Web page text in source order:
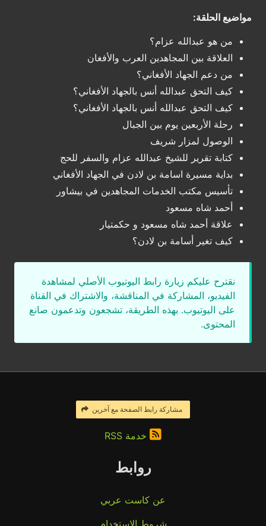
مواضيع الحلقة:
من هو عبدالله عزام؟
العلاقة بين المجاهدين العرب والأفغان
من دعم الجهاد الأفغاني؟
كيف التحق عبدالله أنس بالجهاد الأفغاني؟
كيف التحق عبدالله أنس بالجهاد الأفغاني؟
رحلة الأربعين يوم بين الجبال
الوصول لمزار شريف
كتابة تقرير للشيخ عبدالله عزام والسفر للحج
بداية مسيرة اسامة بن لادن في الجهاد الأفغاني
تأسيس مكتب الخدمات المجاهدين في بيشاور
أحمد شاه مسعود
علاقة أحمد شاه مسعود و حكمتيار
كيف تغير أسامة بن لادن؟
نقترح عليكم زيارة رابط اليوتيوب الأصلي لمشاهدة
الفيديو، المشاركة في المناقشة، والاشتراك في القناة
على اليوتيوب. بهذه الطريقة، تشجعون وتدعمون صانع
المحتوى.
مشاركة رابط الصفحة مع آخرين
خدمة RSS
روابط
عن كاست عربي
شروط الاستخدام